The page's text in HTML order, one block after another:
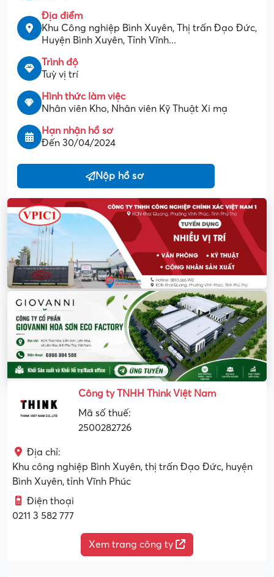
Địa điểm
Khu Công nghiệp Bình Xuyên, Thị trấn Đạo Đức,
Huyện Bình Xuyên, Tỉnh Vĩnh...
Trình độ
Tuỳ vị trí
Hình thức làm việc
Nhân viên Kho, Nhân viên Kỹ Thuật Xi mạ
Hạn nhận hồ sơ
Đến 30/04/2024
Nộp hồ sơ
Công ty TNHH Think Việt Nam
Mã số thuế:
2500282726
Địa chỉ:
Khu công nghiệp Bình Xuyên, thị trấn Đạo Đức, huyện
Bình Xuyên, tỉnh Vĩnh Phúc
Điện thoại
0211 3 582 777
Xem trang công ty